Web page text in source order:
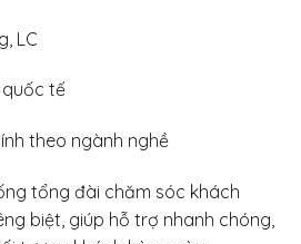
LC
tế
theo ngành nghề
tổng đài chăm sóc khách
biệt, giúp hỗ trợ nhanh chóng,